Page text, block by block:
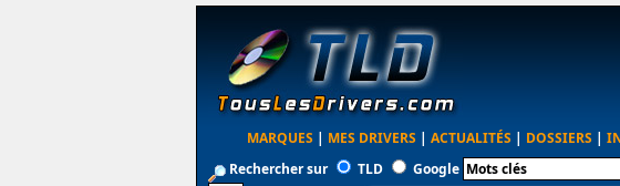
MARQUES | MES DRIVERS | ACTUALITÉS | DOSSIERS |
Rechercher sur
TLD Google